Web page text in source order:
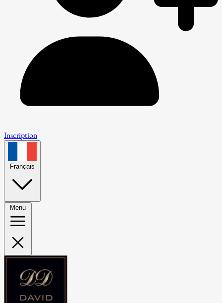
Inscription
Français
Menu